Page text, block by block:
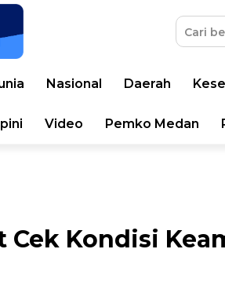
Nasional Daerah
Video Pemko Medan
Cek Kondisi